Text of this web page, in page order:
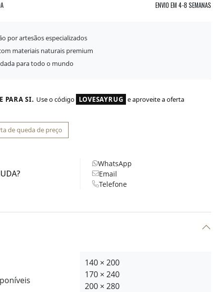
ENVIO EM 4-8 SEMANAS
por artesãos especializados
materiais naturais premium
para todo o mundo
PARA SI. Use o código LOVESAYRUG e aproveite a oferta
de queda de preço
WhatsApp
Email
Telefone
140 × 200
170 × 240
200 × 280